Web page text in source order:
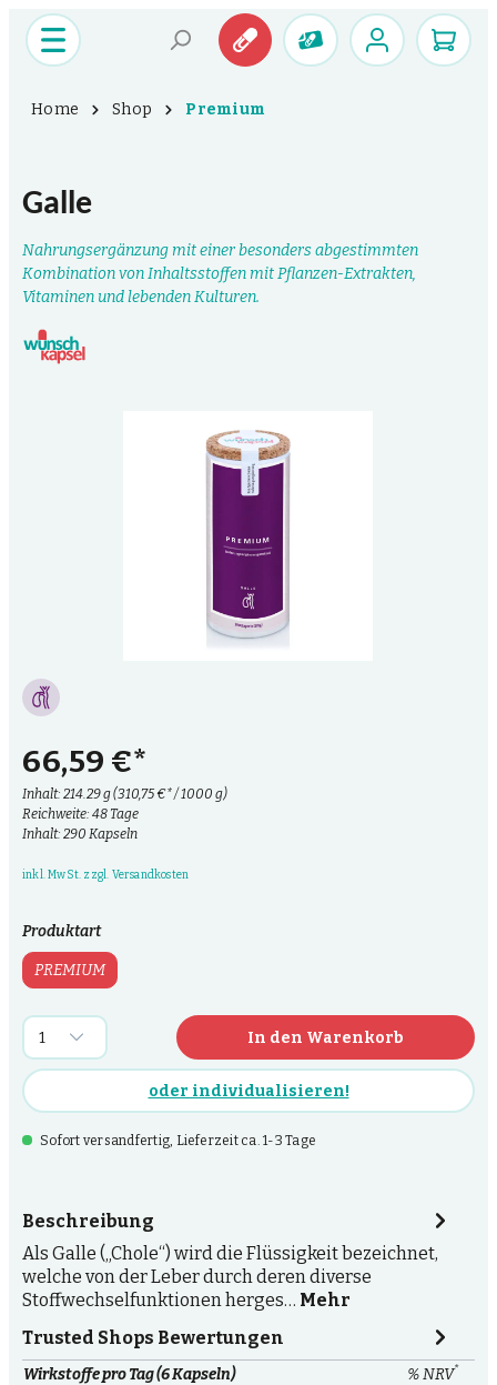
Home Shop Premium
Galle
Nahrungsergänzung mit einer besonders abgestimmten
Kombination von Inhaltsstoffen mit Pflanzen-Extrakten,
Vitaminen und lebenden Kulturen.
66,59 €*
Inhalt: 214.29 g(310,75 €* / 1000 g)
Reichweite: 48 Tage
Inhalt: 290 Kapseln
inkl. MwSt. zzgl. Versandkosten
Produktart
PREMIUM
In den Warenkorb
oder individualisieren!
Sofort versandfertig, Lieferzeit ca. 1-3 Tage
Beschreibung
Als Galle („Chole“) wird die Flüssigkeit bezeichnet,
welche von der Leber durch deren diverse
Stoffwechselfunktionen herges… Mehr
Trusted Shops Bewertungen
Wirkstoffe pro Tag (6 Kapseln) % NRV*